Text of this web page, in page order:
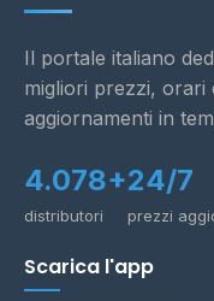
Il portale italiano
migliori prezzi, orari
aggiornamenti in
4.078+
distributori
24/7
prezzi
Scarica l'app